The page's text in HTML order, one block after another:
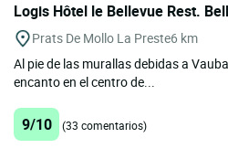
Logis Hôtel le Bellevue Rest.
Prats De Mollo La Preste6 km
Al pie de las murallas debidas a
encanto en el centro de...
9/10 (33 comentarios)